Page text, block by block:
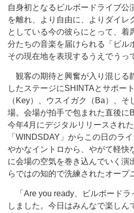
自身初となるビルボードライブ公
を離れ、より自由に、よりダイレ
としている今の彼らにとって、着
分たちの音楽を届けられる「ビル
その現在地を表現するうえでうっ
観客の期待と興奮が入り混じる
したステージにSHINTAとサポー
（Key）、ウスイガク（Ba）、
場。会場が拍手で包まれた直後に
今年4月にデジタルリリースされ
「WINDSDAY」からこの日のラ
やかなイントロから、やがて軽快
に会場の空気を巻き込んでいく演
らではの知的で洗練されたオープ
「Are you ready、ビルボード
しました。今日はみんなで楽しん